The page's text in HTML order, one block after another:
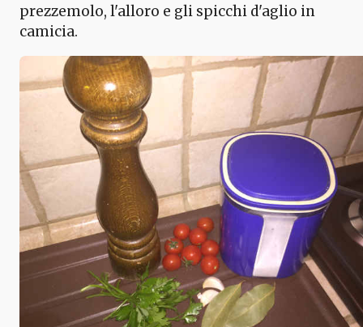
prezzemolo, l'alloro e gli spicchi d'aglio in
camicia.